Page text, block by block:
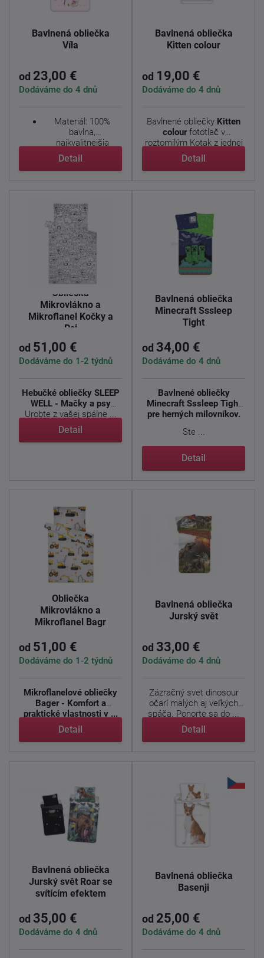
Bavlnená obliečka
Víla
od 23,00 €
Dodáváme do 4 dnů
Materiál: 100%
bavlna,
najkvalitnejšia
priadza, hladký a
príjemný ...
Detail
Bavlnená obliečka
Kitten colour
od 19,00 €
Dodáváme do 4 dnů
Bavlnené obliečky Kitten
colourfototlač v
roztomilým Kotak z jednej
...
Detail
Obliečka
Mikrovlákno a
Mikroflanel Kočky a
Psi
od 51,00 €
Dodáváme do 1-2 týdnů
Hebučké obliečky SLEEP
WELL - Mačky a psy
Urobte z vašej spálne ...
Detail
Bavlnená obliečka
Minecraft Sssleep
Tight
od 34,00 €
Dodáváme do 4 dnů
Bavlnené obliečky
Minecraft Sssleep Tight
pre herných milovníkov.
Ste ...
Detail
Obliečka
Mikrovlákno a
Mikroflanel Bagr
od 51,00 €
Dodáváme do 1-2 týdnů
Mikroflanelové obliečky
Bager - Komfort a
praktické vlastnosti v ...
Detail
Bavlnená obliečka
Jurský svět
od 33,00 €
Dodáváme do 4 dnů
Zázračný svet dinosour
očarí malých aj veľkých
spáča. Ponorte sa do ...
Detail
Bavlnená obliečka
Jurský svět Roar se
svítícím efektem
od 35,00 €
Dodáváme do 4 dnů
Bavlnená obliečka
Basenji
od 25,00 €
Dodáváme do 4 dnů